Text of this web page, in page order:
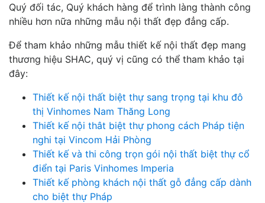
Quý đối tác, Quý khách hàng để trình làng thành công
nhiều hơn nữa những mẫu nội thất đẹp đẳng cấp.
Để tham khảo những mẫu thiết kế nội thất đẹp mang
thương hiệu SHAC, quý vị cũng có thể tham khảo tại
đây:
Thiết kế nội thất biệt thự sang trọng tại khu đô
thị Vinhomes Nam Thăng Long
Thiết kế nội thât biệt thự phong cách Pháp tiện
nghi tại Vincom Hải Phòng
Thiết kế và thi công trọn gói nội thất biệt thự cổ
điển tại Paris Vinhomes Imperia
Thiết kế phòng khách nội thất gỗ đẳng cấp dành
cho biệt thự Pháp